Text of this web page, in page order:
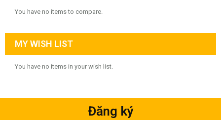
You have no items to compare.
MY WISH LIST
You have no items in your wish list.
Đăng ký